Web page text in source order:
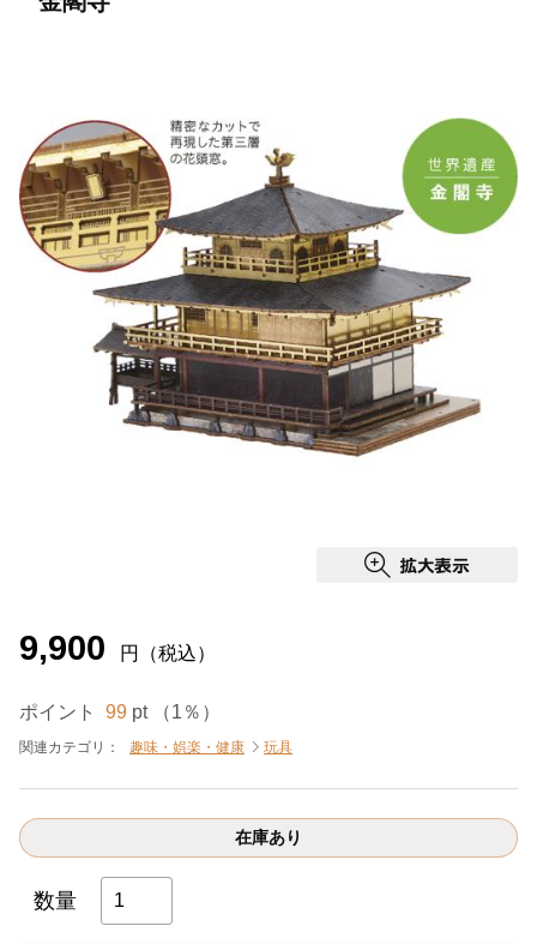
9,900 円（税込）
ポイント 99 pt （1％）
関連カテゴリ： 趣味・娯楽・健康 玩具
在庫あり
数量